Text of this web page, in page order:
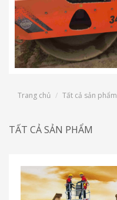
Trang chủ Tất cả sản phẩm
TẤT CẢ SẢN PHẨM